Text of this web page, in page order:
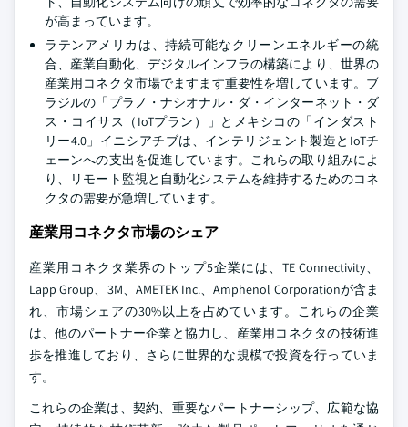
が高まっています。
ラテンアメリカは、持続可能なクリーンエネルギーの統
合、産業自動化、デジタルインフラの構築により、世界の
産業用コネクタ市場でますます重要性を増しています。ブ
ラジルの「プラノ・ナシオナル・ダ・インターネット・ダ
ス・コイサス（IoTプラン）」とメキシコの「インダスト
リー4.0」イニシアチブは、インテリジェント製造とIoTチ
ェーンへの支出を促進しています。これらの取り組みによ
り、リモート監視と自動化システムを維持するためのコネ
クタの需要が急増しています。
産業用コネクタ市場のシェア
産業用コネクタ業界のトップ5企業には、TE Connectivity、
Lapp Group、3M、AMETEK Inc.、Amphenol Corporationが含ま
れ、市場シェアの30%以上を占めています。これらの企業
は、他のパートナー企業と協力し、産業用コネクタの技術進
歩を推進しており、さらに世界的な規模で投資を行っていま
す。
これらの企業は、契約、重要なパートナーシップ、広範な協